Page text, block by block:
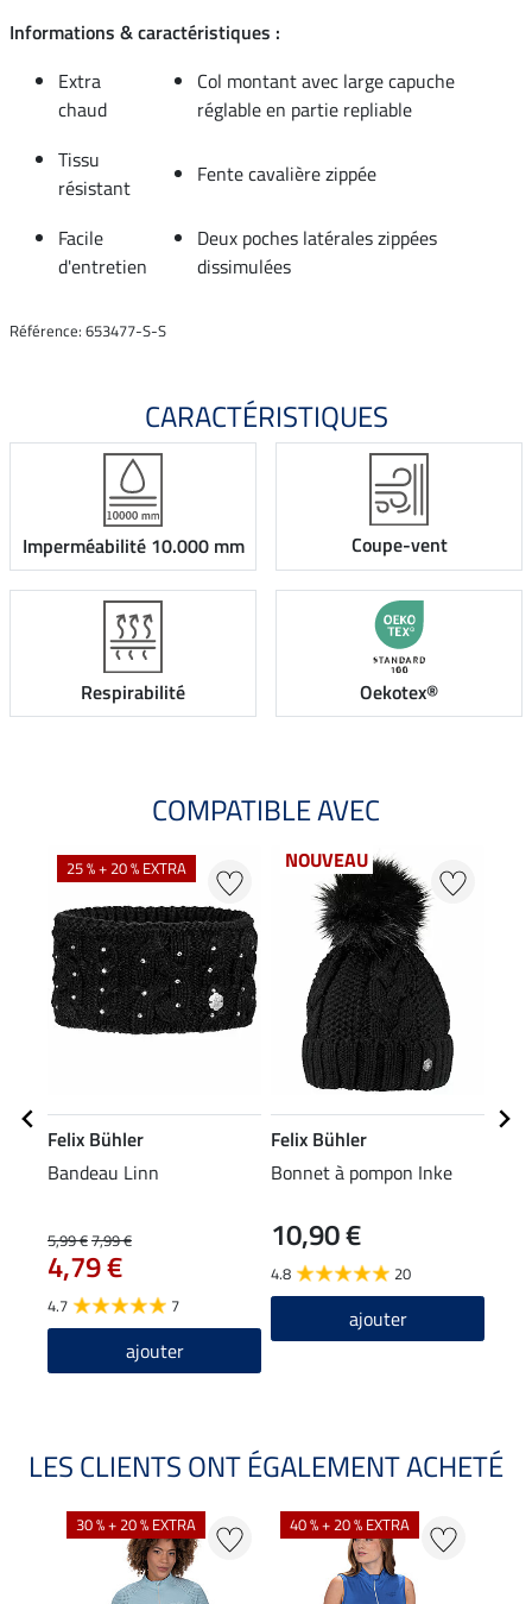
Informations & caractéristiques :
Extra
chaud
Col montant avec large capuche
réglable en partie repliable
Tissu
résistant
Fente cavalière zippée
Facile
d'entretien
Deux poches latérales zippées
dissimulées
Référence: 653477-S-S
CARACTÉRISTIQUES
Imperméabilité 10.000 mm Coupe-vent
Respirabilité Oekotex®
COMPATIBLE AVEC
25 % + 20 % EXTRA
Felix Bühler
Bandeau Linn
5,99 €7,99 €
4,79 €
4.7 7
ajouter
NOUVEAU
Felix Bühler
Bonnet à pompon Inke
10,90 €
4.8 20
ajouter
LES CLIENTS ONT ÉGALEMENT ACHETÉ
30 % + 20 % EXTRA 40 % + 20 % EXTRA